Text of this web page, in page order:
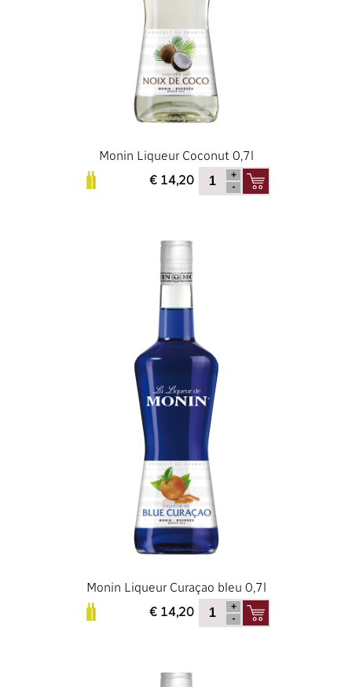
Monin Liqueur Coconut 0,7l
€ 14,20
Monin Liqueur Curaçao bleu 0,7l
€ 14,20